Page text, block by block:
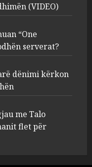
të maskuar
Albania”,
A u vodhën
pretencën, ja
kërkon për
(VIDEO)
“One
serverat?
dënimi kërkon
me Talo
flet për